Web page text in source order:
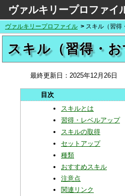
ヴァルキリープロファイ
ヴァルキリープロファイル スキル（習得
スキル（習得・お
最終更新日： 2025年12月26日
スキルとは
習得・レベルアップ
スキルの取得
セットアップ
種類
おすすめスキル
注意点
関連リンク